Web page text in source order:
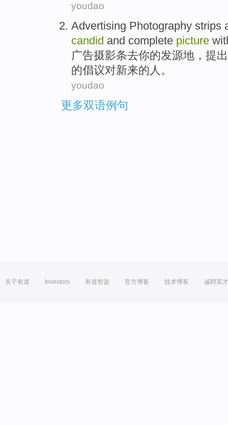
youdao
Advertising Photography strips
candid and complete picture
广告摄影条去你的发源地 ， 提出
的倡议对新来的人。
youdao
更多双语例句
关于有道 Investors 有道智选 官方博客 技术博客 诚聘英才